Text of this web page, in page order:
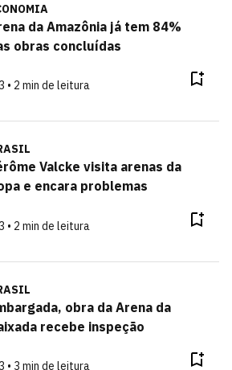
da Amazônia já tem 84%
obras concluídas
• 2 min de leitura
Valcke visita arenas da
e encara problemas
• 2 min de leitura
obra da Arena da
recebe inspeção
• 3 min de leitura